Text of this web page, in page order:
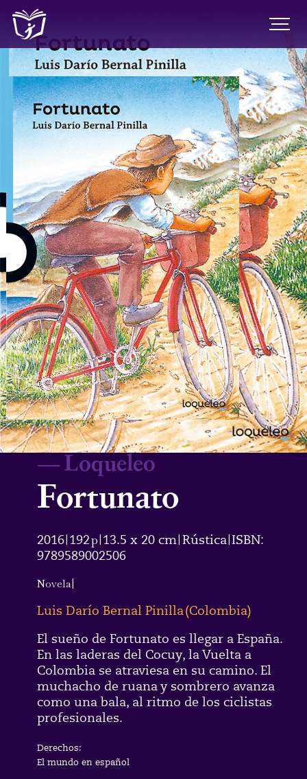
—Loqueleo
Fortunato
2016 192p 13.5 x 20 cm Rústica ISBN:
9789589002506
Novela
Luis Darío Bernal Pinilla(Colombia)
El sueño de Fortunato es llegar a España.
En las laderas del Cocuy, la Vuelta a
Colombia se atraviesa en su camino. El
muchacho de ruana y sombrero avanza
como una bala, al ritmo de los ciclistas
profesionales.
Derechos:
El mundo en español